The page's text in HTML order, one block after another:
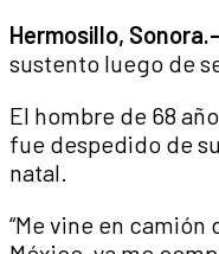
Hermosillo,
sustento luego de
El hombre de 68
fue despedido de
natal.
“Me vine en camión